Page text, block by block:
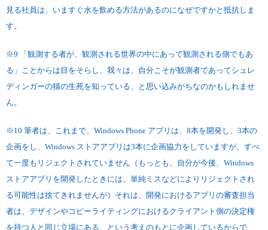
見る社員は、いますぐ水を飲める方法があるのになぜですかと抵抗しま
す。
※9 「観測する者が、観測される世界の中にあって観測される側でもあ
る」ことからは目をそらし、我々は、自分こそが観測者であってシュレ
ディンガーの猫の生死を知っている、と思い込みがちなのかもしれませ
ん。
※10 筆者は、これまで、Windows Phone アプリは、8本を開発し、3本の
企画をし、Windows ストアアプリは3本に企画協力をしていますが、すべ
て一度もリジェクトされていません（もっとも、自分が今後、Windows
ストアアプリを開発したときには、単純ミスなどによりリジェクトされ
る可能性は捨てきれませんが）それは、開発におけるアプリの審査担当
者は、デザインやコピーライティングにおけるクライアント側の決定権
を持つ人と同じ立場にある、という考えのもとに企画しているからで